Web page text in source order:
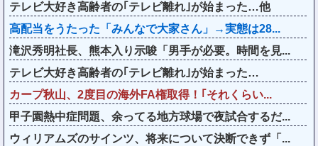
テレビ大好き高齢者の｢テレビ離れ｣が始まった…他
高配当をうたった「みんなで大家さん」→実態は28...
滝沢秀明社長、熊本入り示唆「男手が必要。時間を見...
テレビ大好き高齢者の｢テレビ離れ｣が始まった…
カープ秋山、2度目の海外FA権取得！｢それくらい...
甲子園熱中症問題、余ってる地方球場で夜試合するだ...
ウィリアムズのサインツ、将来について決断できず「...